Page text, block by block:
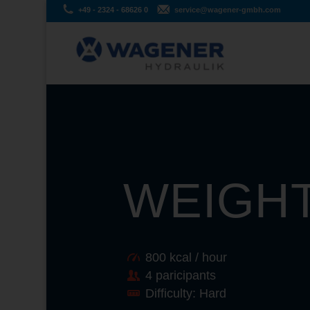
+49 - 2324 - 68626 0 service@wagener-gmbh.com
800 kcal / hour
4 paricipants
Difficulty: Hard